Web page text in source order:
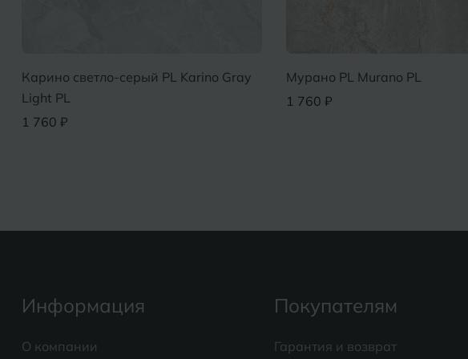
Карино светло-серый PL Karino Gray
Light PL
1 760 ₽
Мурано PL Murano PL
1 760 ₽
Информация
О компании
Покупателям
Гарантия и возврат